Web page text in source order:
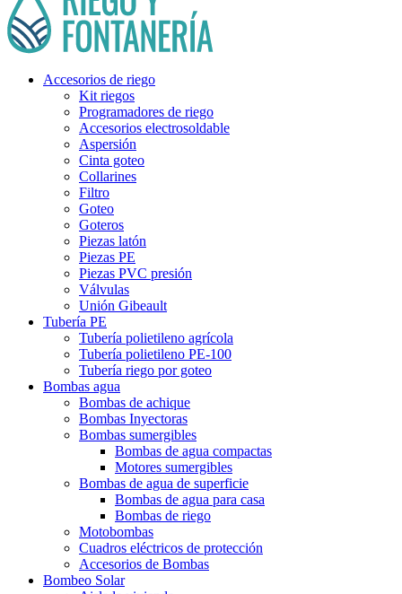
Accesorios de riego
Kit riegos
Programadores de riego
Accesorios electrosoldable
Aspersión
Cinta goteo
Collarines
Filtro
Goteo
Goteros
Piezas latón
Piezas PE
Piezas PVC presión
Válvulas
Unión Gibeault
Tubería PE
Tubería polietileno agrícola
Tubería polietileno PE-100
Tubería riego por goteo
Bombas agua
Bombas de achique
Bombas Inyectoras
Bombas sumergibles
Bombas de agua compactas
Motores sumergibles
Bombas de agua de superficie
Bombas de agua para casa
Bombas de riego
Motobombas
Cuadros eléctricos de protección
Accesorios de Bombas
Bombeo Solar